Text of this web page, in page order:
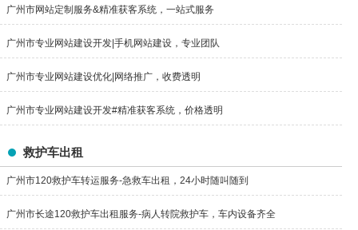
广州市网站定制服务&精准获客系统，一站式服务
广州市专业网站建设开发|手机网站建设，专业团队
广州市专业网站建设优化|网络推广，收费透明
广州市专业网站建设开发#精准获客系统，价格透明
救护车出租
广州市120救护车转运服务-急救车出租，24小时随叫随到
广州市长途120救护车出租服务-病人转院救护车，车内设备齐全